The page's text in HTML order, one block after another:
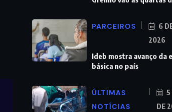
PARCEIROS
6
2026
Ideb mostra avanço da
básica no país
ÚLTIMAS
NOTÍCIAS
5
DE